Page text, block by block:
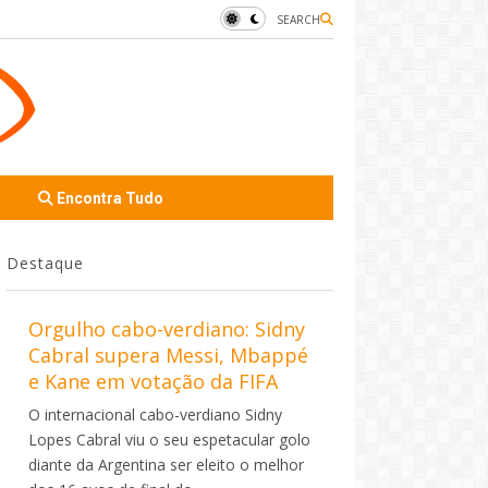
SEARCH
Encontra Tudo
Destaque
Orgulho cabo-verdiano: Sidny
Cabral supera Messi, Mbappé
e Kane em votação da FIFA
O internacional cabo-verdiano Sidny
Lopes Cabral viu o seu espetacular golo
diante da Argentina ser eleito o melhor